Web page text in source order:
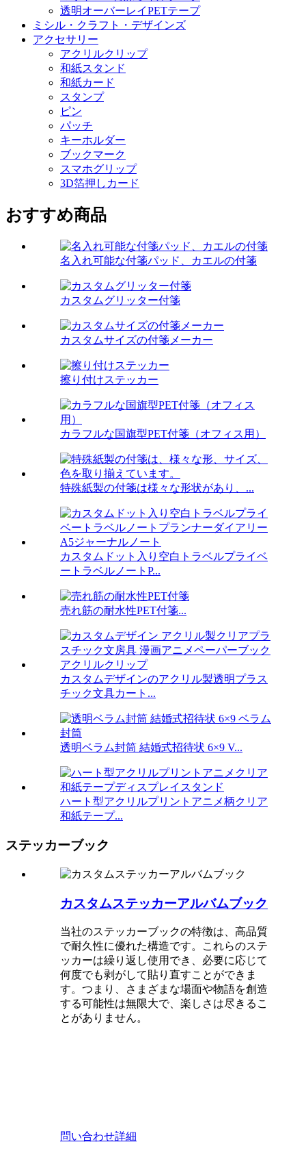
透明オーバーレイPETテープ
ミシル・クラフト・デザインズ
アクセサリー
アクリルクリップ
和紙スタンド
和紙カード
スタンプ
ピン
パッチ
キーホルダー
ブックマーク
スマホグリップ
3D箔押しカード
おすすめ商品
名入れ可能な付箋パッド、カエルの付箋
カスタムグリッター付箋
カスタムサイズの付箋メーカー
擦り付けステッカー
カラフルな国旗型PET付箋（オフィス用）
特殊紙製の付箋は様々な形状があり、...
カスタムドット入り空白トラベルプライベ
ートラベルノートP...
売れ筋の耐水性PET付箋...
カスタムデザインのアクリル製透明プラス
チック文具カート...
透明ベラム封筒 結婚式招待状 6×9 V...
ハート型アクリルプリントアニメ柄クリア
和紙テープ...
ステッカーブック
カスタムステッカーアルバムブック
当社のステッカーブックの特徴は、高品質
で耐久性に優れた構造です。これらのステ
ッカーは繰り返し使用でき、必要に応じて
何度でも剥がして貼り直すことができま
す。つまり、さまざまな場面や物語を創造
する可能性は無限大で、楽しさは尽きるこ
とがありません。
問い合わせ詳細